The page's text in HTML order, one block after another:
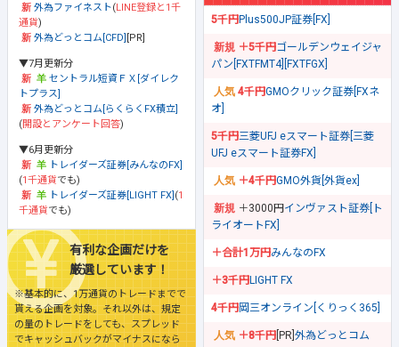
外為ファイネスト(LINE登録と1千
通貨)
外為どっとコム[CFD] [PR]
▼7月更新分
セントラル短資ＦＸ[ダイレク
トプラス]
外為どっとコム[らくらくFX積立]
(開設とアンケート回答)
▼6月更新分
トレイダーズ証券[みんなのFX]
(1千通貨でも)
トレイダーズ証券[LIGHT FX] (1
千通貨でも)
有利な企画だけを
厳選しています！
※基本的に、1万通貨のトレードまでで
貰える企画を対象。それ以外は、規定
の量のトレードをしても、スプレッド
でキャッシュバックがマイナスになら
5千円Plus500JP証券[FX]
＋5千円ゴールデンウェイジャ
パン[FXTFMT4][FXTFGX]
4千円GMOクリック証券[FXネ
オ]
5千円三菱UFJ eスマート証券[三菱
UFJ eスマート証券FX]
＋4千円GMO外貨[外貨ex]
＋3000円 インヴァスト証券[ト
ライオートFX]
＋合計1万円みんなのFX
＋3千円LIGHT FX
4千円岡三オンライン[くりっく365]
＋8千円 [PR] 外為どっとコム